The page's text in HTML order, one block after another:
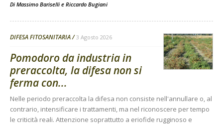
Di Massimo Bariselli e Riccardo Bugiani
DIFESA FITOSANITARIA 3 Agosto 2026
Pomodoro da industria in
preraccolta, la difesa non si
ferma con...
Nelle periodo preraccolta la difesa non consiste nell'annullare o, al
contrario, intensificare i trattamenti, ma nel riconoscere per tempo
le criticità reali. Attenzione soprattutto a eriofide rugginoso e